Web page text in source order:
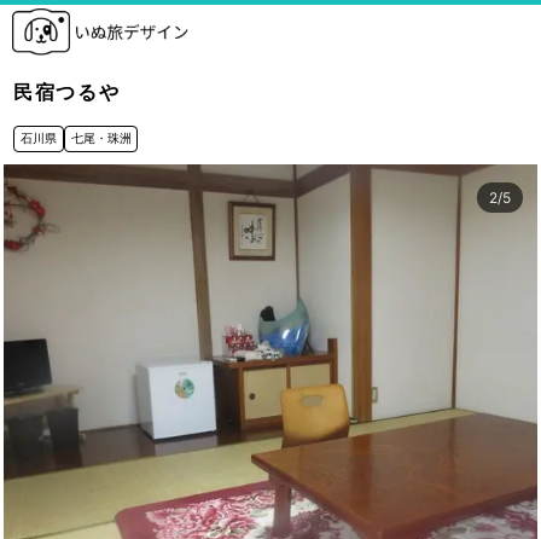
民宿つるや
石川県 七尾・珠洲
3/5